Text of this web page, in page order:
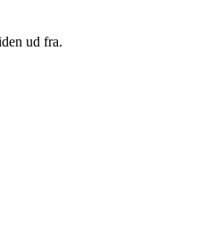
ud fra.